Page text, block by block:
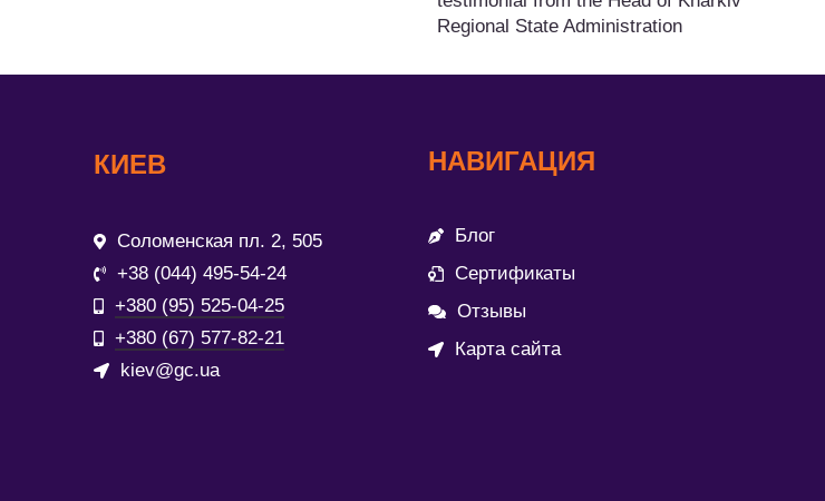
Regional State Administration
КИЕВ
Соломенская пл. 2, 505
+38 (044) 495-54-24
+380 (95) 525-04-25
+380 (67) 577-82-21
kiev@gc.ua
НАВИГАЦИЯ
Блог
Сертификаты
Отзывы
Карта сайта